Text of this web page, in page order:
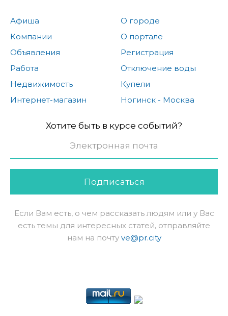
Афиша
Компании
Объявления
Работа
Недвижимость
Интернет-магазин
О городе
О портале
Регистрация
Отключение воды
Купели
Ногинск - Москва
Хотите быть в курсе событий?
Подписаться
Если Вам есть, о чем рассказать людям или у Вас
есть темы для интересных статей, отправляйте
нам на почту ve@pr.city